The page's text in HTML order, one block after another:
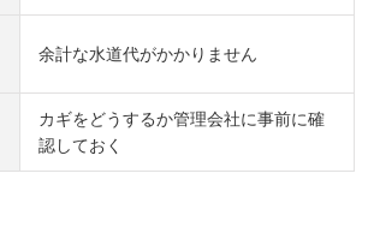
余計な水道代がかかりません
カギをどうするか管理会社に事前に確
認しておく